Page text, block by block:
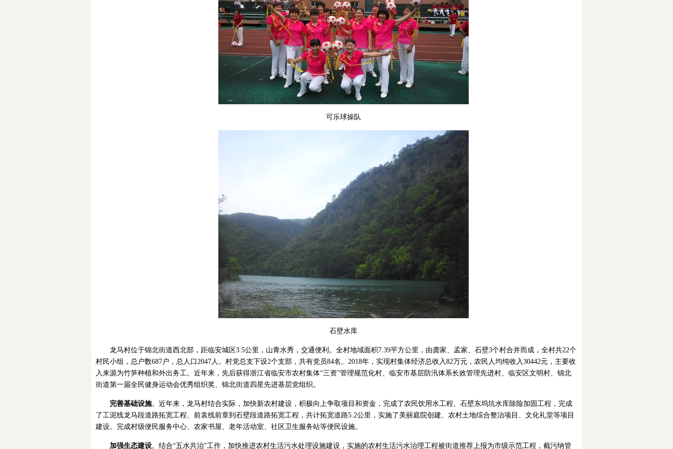
可乐球操队
石壁水库
龙马村位于锦北街道西北部，距临安城区3.5公里，山青水秀，交通便利。全村地域面积7.39平方公里，由龚家、孟家、石壁3个村合并而成，全村共22个
村民小组，总户数687户，总人口2047人。村党总支下设2个支部，共有党员84名。2018年，实现村集体经济总收入82万元，农民人均纯收入30442元，主要收
入来源为竹笋种植和外出务工。近年来，先后获得浙江省临安市农村集体“三资”管理规范化村、临安市基层防汛体系长效管理先进村、临安区文明村、锦北
街道第一届全民健身运动会优秀组织奖、锦北街道四星先进基层党组织。
完善基础设施。近年来，龙马村结合实际，加快新农村建设，积极向上争取项目和资金，完成了农民饮用水工程、石壁东坞坑水库除险加固工程，完成
了工泥线龙马段道路拓宽工程、前袁线前章到石壁段道路拓宽工程，共计拓宽道路5.2公里，实施了美丽庭院创建、农村土地综合整治项目、文化礼堂等项目
建设。完成村级便民服务中心、农家书屋、老年活动室、社区卫生服务站等便民设施。
加强生态建设。结合“五水共治”工作，加快推进农村生活污水处理设施建设，实施的农村生活污水治理工程被街道推荐上报为市级示范工程，截污纳管